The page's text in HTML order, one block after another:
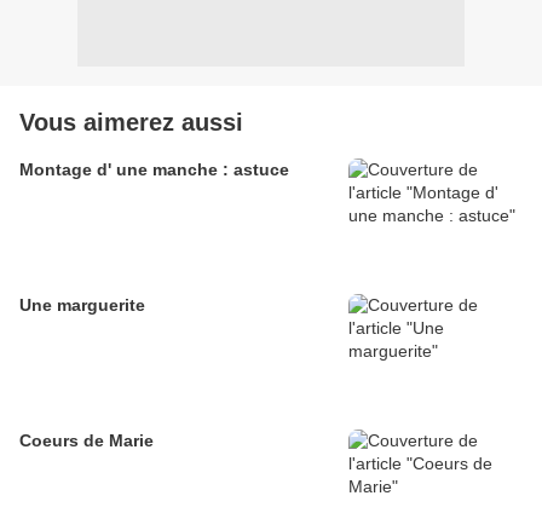
Vous aimerez aussi
Montage d' une manche : astuce
Une marguerite
Coeurs de Marie